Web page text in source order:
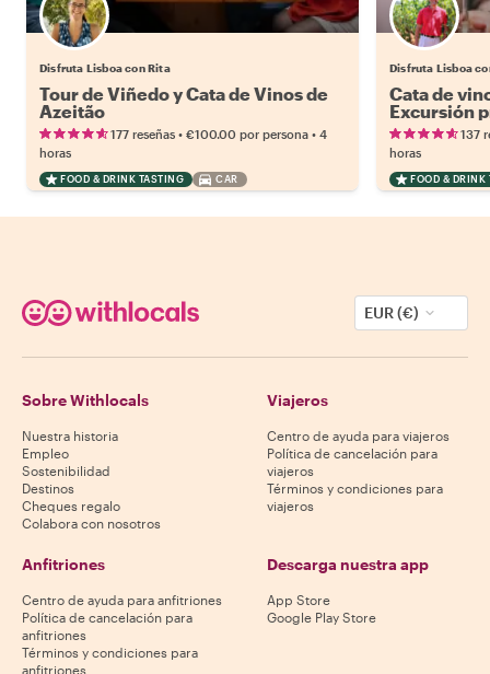
Disfruta Lisboa con Rita
Tour de Viñedo y Cata de Vinos de
Azeitão
177 reseñas • €100.00 por persona • 4
horas
FOOD & DRINK TASTING CAR
Disfruta Lisboa
Cata de
Excursión
137
horas
FOOD & DRINK
EUR (€)
Sobre Withlocals
Nuestra historia
Empleo
Sostenibilidad
Destinos
Cheques regalo
Colabora con nosotros
Viajeros
Centro de ayuda para viajeros
Política de cancelación para
viajeros
Términos y condiciones para
viajeros
Anfitriones
Centro de ayuda para anfitriones
Política de cancelación para
anfitriones
Términos y condiciones para
anfitriones
Descarga nuestra app
App Store
Google Play Store